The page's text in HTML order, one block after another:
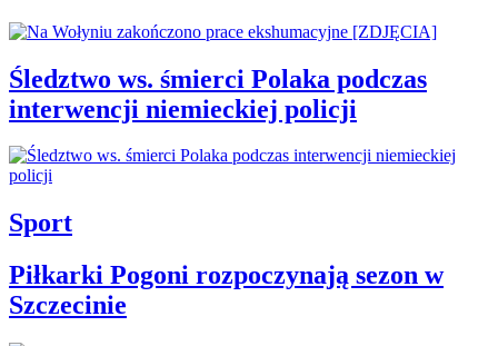
Śledztwo ws. śmierci Polaka podczas
interwencji niemieckiej policji
Sport
Piłkarki Pogoni rozpoczynają sezon w
Szczecinie